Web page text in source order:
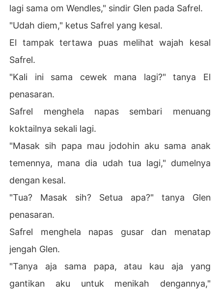
lagi sama om Wendles," sindir Glen pada Safrel.
"Udah diem," ketus Safrel yang kesal.
El tampak tertawa puas melihat wajah kesal
Safrel.
"Kali ini sama cewek mana lagi?" tanya El
penasaran.
Safrel menghela napas sembari menuang
koktailnya sekali lagi.
"Masak sih papa mau jodohin aku sama anak
temennya, mana dia udah tua lagi," dumelnya
dengan kesal.
"Tua? Masak sih? Setua apa?" tanya Glen
penasaran.
Safrel menghela napas gusar dan menatap
jengah Glen.
"Tanya aja sama papa, atau kau aja yang
gantikan aku untuk menikah dengannya,"